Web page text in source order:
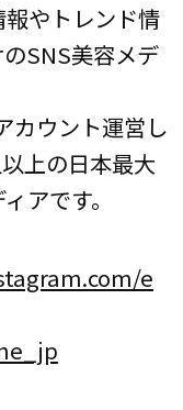
やトレンド情
SNS美容メデ
カウント運営し
上の日本最大
アです。
e